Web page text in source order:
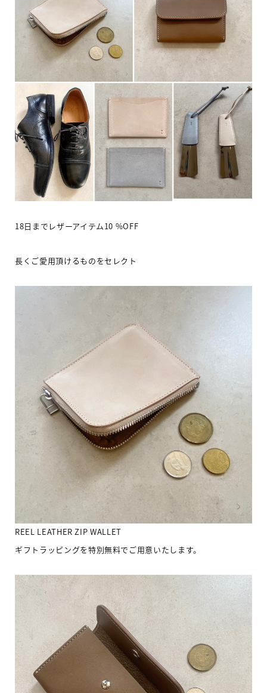
18日までレザーアイテム10 %OFF
長くご愛用頂けるものをセレクト
REEL LEATHER ZIP WALLET
ギフトラッピングを特別無料でご用意いたします。